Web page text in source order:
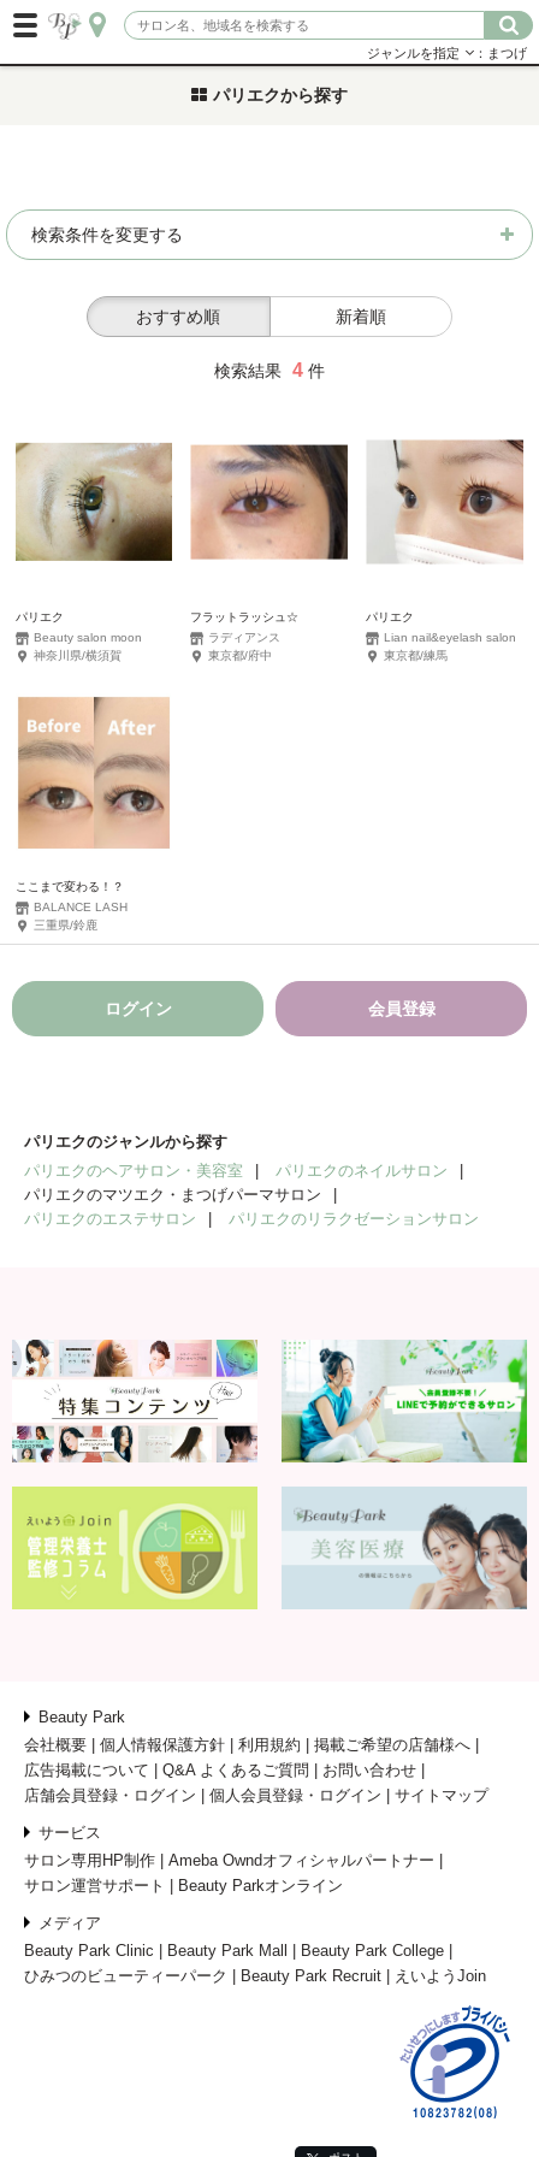
ジャンルを指定 ：まつげ
パリエクから探す
検索条件を変更する
おすすめ順 新着順
検索結果 4 件
パリエク
Beauty salon moon
神奈川県/横須賀
フラットラッシュ☆
ラディアンス
東京都/府中
パリエク
Lian nail&eyelash salon
東京都/練馬
ここまで変わる！？
BALANCE LASH
三重県/鈴鹿
ログイン 会員登録
パリエクのジャンルから探す
パリエクのヘアサロン・美容室
パリエクのネイルサロン
パリエクのマツエク・まつげパーマサロン
パリエクのエステサロン
パリエクのリラクゼーションサロン
Beauty Park
会社概要
個人情報保護方針 利用規約
掲載ご希望の店舗様へ
広告掲載について
Q&A よくあるご質問
お問い合わせ
店舗会員登録・ログイン
個人会員登録・ログイン サイトマップ
サービス
サロン専用HP制作
Ameba Owndオフィシャルパートナー
サロン運営サポート
Beauty Parkオンライン
メディア
Beauty Park Clinic
Beauty Park Mall
Beauty Park College
ひみつのビューティーパーク
Beauty Park Recruit えいようJoin